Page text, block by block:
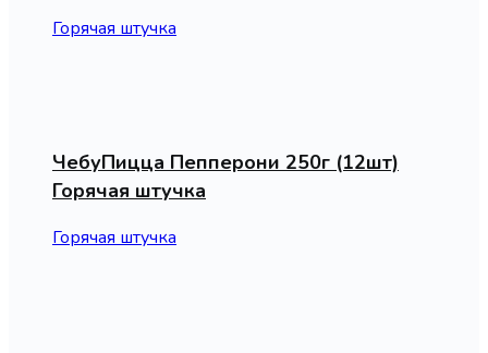
Горячая штучка
ЧебуПицца Пепперони 250г (12шт)
Горячая штучка
Горячая штучка